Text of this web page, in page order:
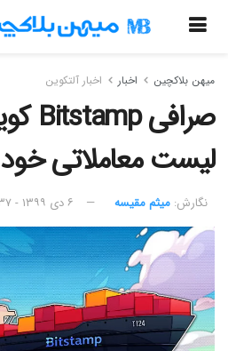
میهن بلاکچین اخبار اخبار آلتکوین
لیست معاملاتی
نگارش:‌ میثم مقیسه ۶ دی ۱۳۹۹ - ۱۱:۳۷